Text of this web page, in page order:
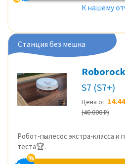
К нашему
Станция без мешка
Roborock
S7 (S7+)
Цена от
(40.000 ₽)
Робот-пылесос экстра-класса и
теста🏆.